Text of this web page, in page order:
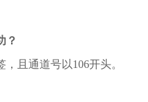
？
，且通道号以106开头。